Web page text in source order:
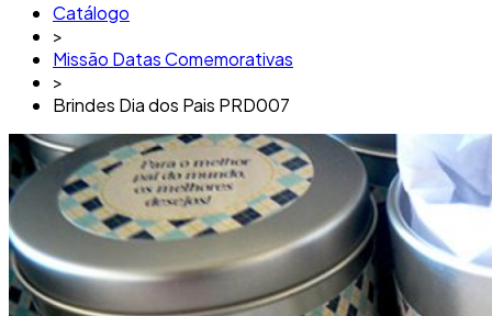
Catálogo
>
Missão Datas Comemorativas
>
Brindes Dia dos Pais PRD007